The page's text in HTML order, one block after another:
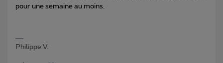
pour une semaine au moins.
Philippe V.